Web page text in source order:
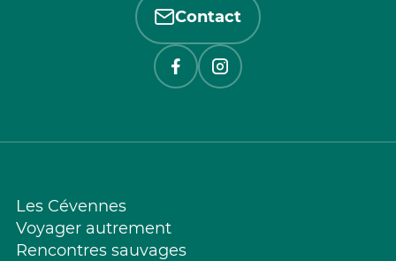
Contact
Les Cévennes
Voyager autrement
Rencontres sauvages